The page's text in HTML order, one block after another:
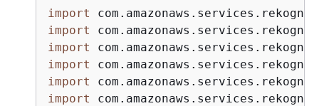
import
import
import
import
import
import